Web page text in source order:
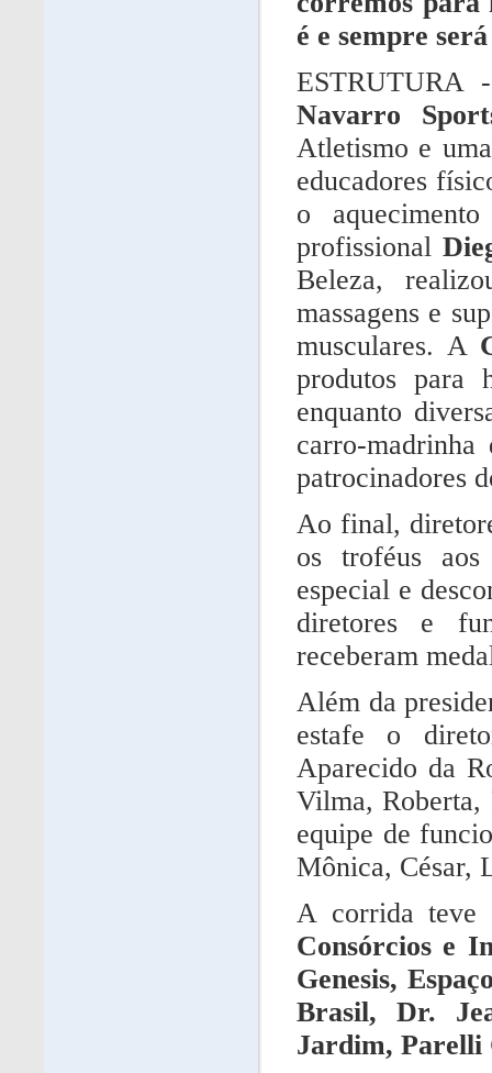
é e sempre
ESTRUTURA
Navarro
Atletismo e
educadores
o
profissional
Beleza,
massagens e
musculares. A
produtos para
enquanto
carro-
patrocinadores
Ao final,
os troféus aos
especial e
diretores e
receberam
Além da
estafe o
Aparecido da
Vilma, Roberta,
equipe de
Mônica, César,
A corrida
Consórcios e
Genesis,
Brasil, Dr.
Jardim, Parelli